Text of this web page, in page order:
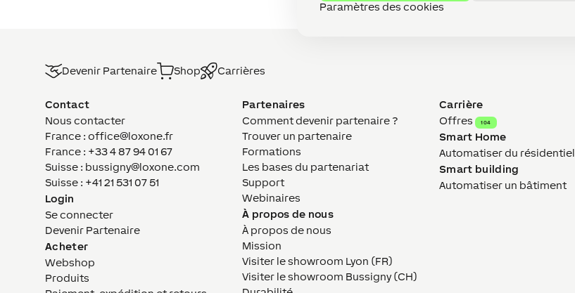
Paramètres des cookies
Devenir Partenaire Shop Carrières
Contact
Nous contacter
France : office@loxone.fr
France : +33 4 87 94 01 67
Suisse : bussigny@loxone.com
Suisse : +41 21 531 07 51
Login
Se connecter
Devenir Partenaire
Acheter
Webshop
Produits
Partenaires
Comment devenir partenaire ?
Trouver un partenaire
Formations
Les bases du partenariat
Support
Webinaires
À propos de nous
À propos de nous
Mission
Visiter le showroom Lyon (FR)
Visiter le showroom Bussigny (CH)
Carrière
Offres
104
Smart Home
Automatiser du résidentiel
Smart building
Automatiser un bâtiment